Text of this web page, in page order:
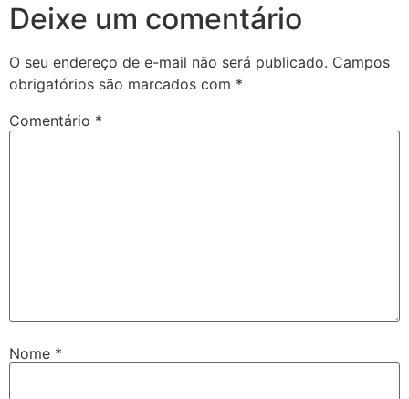
Deixe um comentário
O seu endereço de e-mail não será publicado. Campos
obrigatórios são marcados com *
Comentário *
Nome *